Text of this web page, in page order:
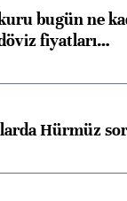
bugün ne
fiyatları…
Hürmüz